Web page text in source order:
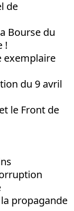
de
Bourse du
!
exemplaire
du 9 avril
le Front de
propagande